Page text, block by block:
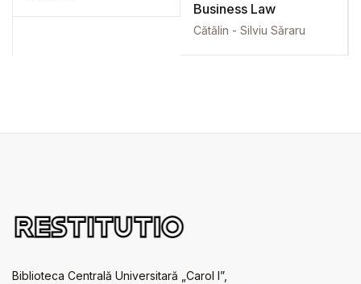
Business Law
Cătălin - Silviu Săraru
Biblioteca Centrală Universitară „Carol I”,